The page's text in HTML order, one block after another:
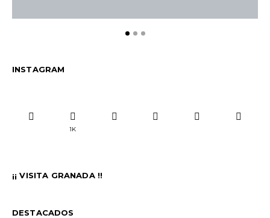
INSTAGRAM
1K
¡¡ VISITA GRANADA !!
DESTACADOS